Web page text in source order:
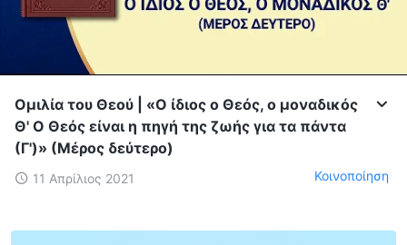
Ομιλία του Θεού | «Ο ίδιος ο Θεός, ο μοναδικός
Θ' Ο Θεός είναι η πηγή της ζωής για τα πάντα
(Γ')» (Μέρος δεύτερο)
11 Απρίλιος 2021 Κοινοποίηση